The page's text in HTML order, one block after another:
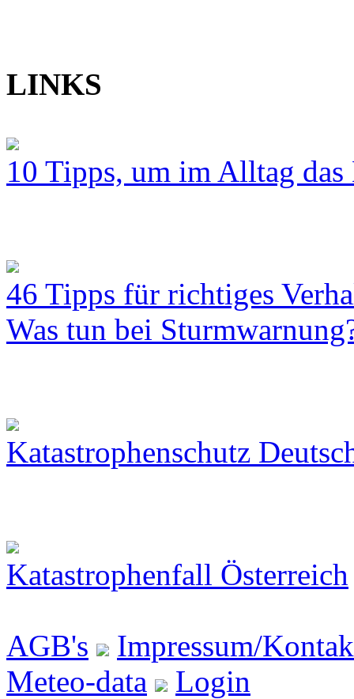
LINKS
10 Tipps, um im Alltag
46 Tipps für richtiges
Was tun bei
Katastrophenschutz
Katastrophenfall Österreich
AGB's
Impressum/
Meteo-data
Login